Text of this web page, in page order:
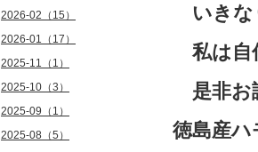
いきなり
私は自
是非お
徳島産ハ
2026-02（15）
2026-01（17）
2025-11（1）
2025-10（3）
2025-09（1）
2025-08（5）